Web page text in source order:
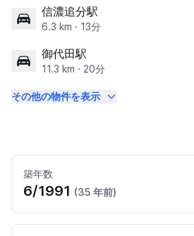
信濃追分駅
6.3 km · 13分
御代田駅
11.3 km · 20分
その他の物件を表示
築年数
6/1991 (35 年前)